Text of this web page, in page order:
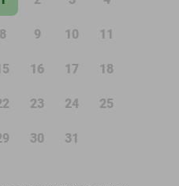
8 9 10 11
16 17 18
23 24 25
30 31